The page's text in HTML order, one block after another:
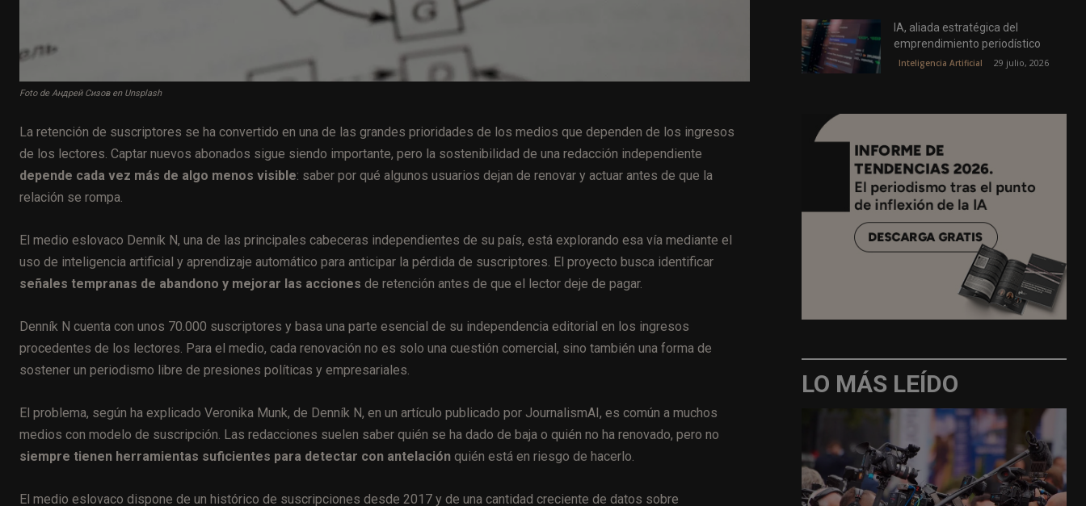
Foto de Андрей Сизов en Unsplash
La retención de suscriptores se ha convertido en una de las grandes prioridades de los medios que dependen de los ingresos
de los lectores. Captar nuevos abonados sigue siendo importante, pero la sostenibilidad de una redacción independiente
depende cada vez más de algo menos visible: saber por qué algunos usuarios dejan de renovar y actuar antes de que la
relación se rompa.
El medio eslovaco Denník N, una de las principales cabeceras independientes de su país, está explorando esa vía mediante el
uso de inteligencia artificial y aprendizaje automático para anticipar la pérdida de suscriptores. El proyecto busca identificar
señales tempranas de abandono y mejorar las acciones de retención antes de que el lector deje de pagar.
Denník N cuenta con unos 70.000 suscriptores y basa una parte esencial de su independencia editorial en los ingresos
procedentes de los lectores. Para el medio, cada renovación no es solo una cuestión comercial, sino también una forma de
sostener un periodismo libre de presiones políticas y empresariales.
El problema, según ha explicado Veronika Munk, de Denník N, en un artículo publicado por JournalismAI, es común a muchos
medios con modelo de suscripción. Las redacciones suelen saber quién se ha dado de baja o quién no ha renovado, pero no
siempre tienen herramientas suficientes para detectar con antelación quién está en riesgo de hacerlo.
El medio eslovaco dispone de un histórico de suscripciones desde 2017 y de una cantidad creciente de datos sobre
IA, aliada estratégica del
emprendimiento periodístico
Inteligencia Artificial 29 julio, 2026
LO MÁS LEÍDO